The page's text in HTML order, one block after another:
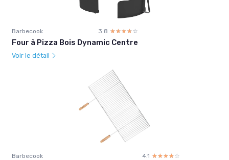
Barbecook 3.8 ☆☆☆☆☆
★★★★★
Four à Pizza Bois Dynamic Centre
Voir le détail
Barbecook 4.1 ☆☆☆☆☆
★★★★★